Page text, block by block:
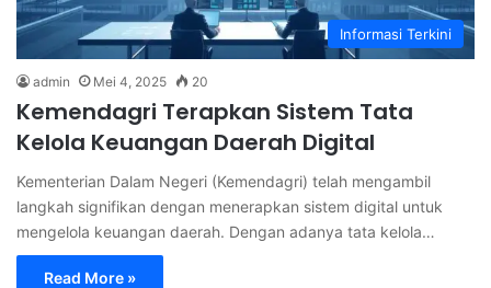
Informasi Terkini
admin Mei 4, 2025 20
Kemendagri Terapkan Sistem Tata
Kelola Keuangan Daerah Digital
Kementerian Dalam Negeri (Kemendagri) telah mengambil
langkah signifikan dengan menerapkan sistem digital untuk
mengelola keuangan daerah. Dengan adanya tata kelola…
Read More »